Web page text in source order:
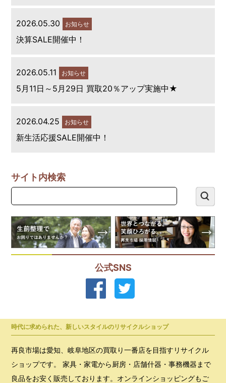
2026.05.30 お知らせ
決算SALE開催中！
2026.05.11 お知らせ
5月11日～5月29日 買取20％アップ実施中★
2026.04.25 お知らせ
新生活応援SALE開催中！
サイト内検索
公式SNS
時代に求められた、新しいスタイルのリサイクルショップ
再良市場は愛知、岐阜地区の買取り一番店を目指すリサイクル
ショップです。 家具・家電から厨房・店舗什器・事務機器まで
良品をお安く販売しております。オンラインショッピングもご